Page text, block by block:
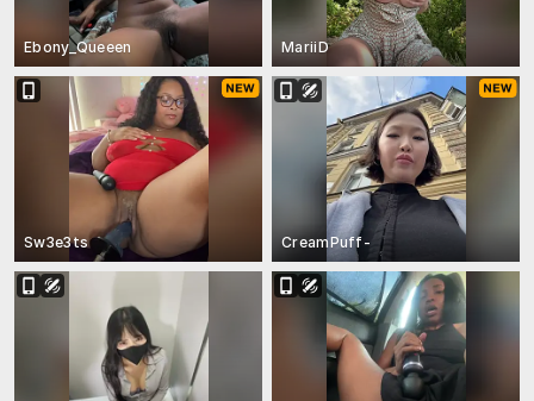
Ebony_Queeen MariiD
Sw3e3ts CreamPuff-